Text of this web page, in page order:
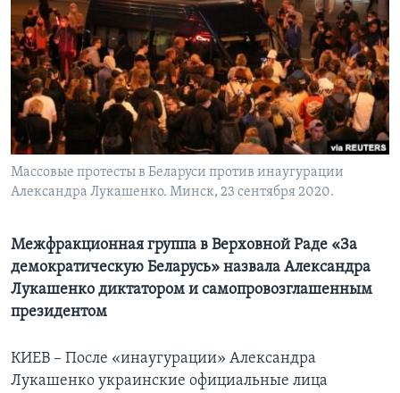
Learning English
СОЦИАЛЬНЫЕ СЕТИ
Массовые протесты в Беларуси против инаугурации
Александра Лукашенко. Минск, 23 сентября 2020.
Межфракционная группа в Верховной Раде «За
демократическую Беларусь» назвала Александра
Лукашенко диктатором и самопровозглашенным
президентом
КИЕВ – После «инаугурации» Александра
Лукашенко украинские официальные лица